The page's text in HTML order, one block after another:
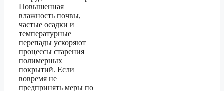
Повышенная
влажность почвы,
частые осадки и
температурные
перепады ускоряют
процессы старения
полимерных
покрытий. Если
вовремя не
предпринять меры по